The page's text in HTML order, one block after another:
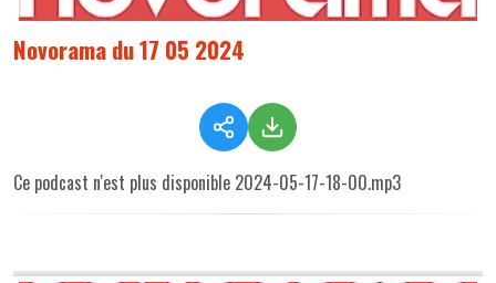
Novorama du 17 05 2024
Ce podcast n'est plus disponible 2024-05-17-18-00.mp3